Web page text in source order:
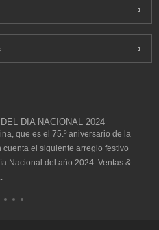
DÍA NACIONAL 2024
que es el 75.º aniversario de la
el siguiente arreglo festivo
Nacional del año 2024. Ventas &